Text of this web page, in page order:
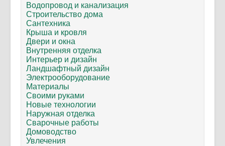
Водопровод и канализация
Строительство дома
Сантехника
Крыша и кровля
Двери и окна
Внутренняя отделка
Интерьер и дизайн
Ландшафтный дизайн
Электрооборудование
Материалы
Своими руками
Новые технологии
Наружная отделка
Сварочные работы
Домоводство
Увлечения